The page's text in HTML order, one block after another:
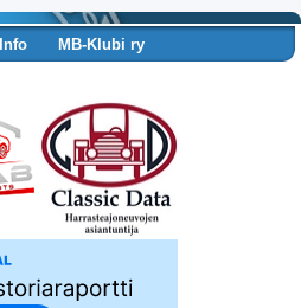
Info
MB-Klubi ry